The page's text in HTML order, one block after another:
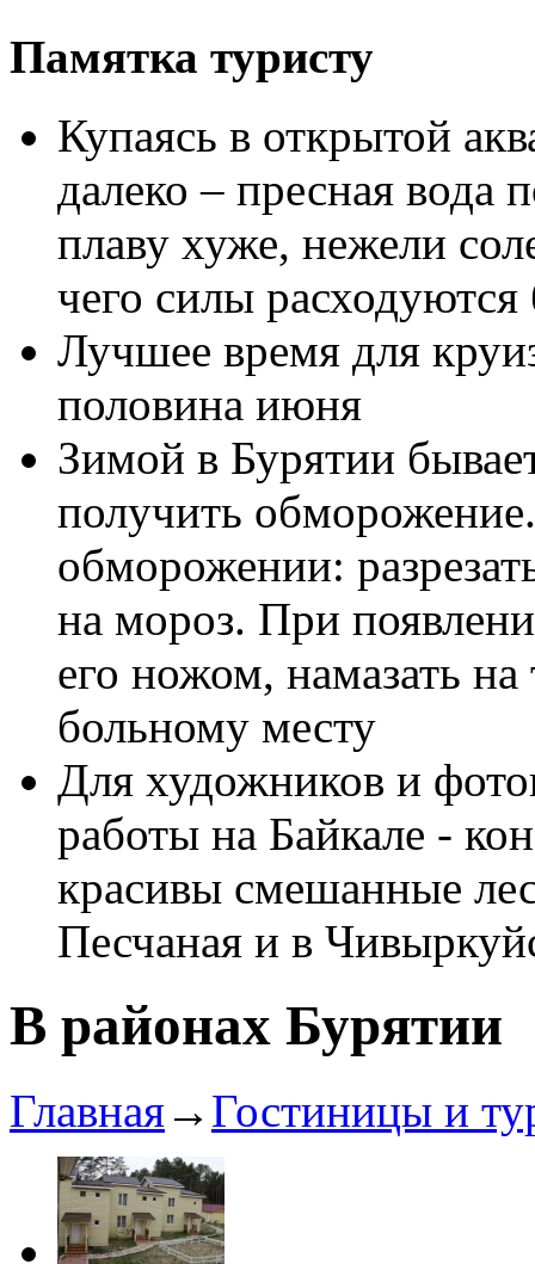
Памятка туристу
Купаясь в открытой
далеко – пресная вода
плаву хуже, нежели
чего силы расходуются
Лучшее время для
половина июня
Зимой в Бурятии
получить
обморожении:
на мороз. При
его ножом, намазать
больному месту
Для художников и
работы на Байкале -
красивы смешанные
Песчаная и в
В районах Бурятии
Главная→ Гостиницы и